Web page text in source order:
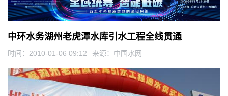
中环水务湖州老虎潭水库引水工程全线贯通
时间：2010-01-06 09:12 来源： 中国水网